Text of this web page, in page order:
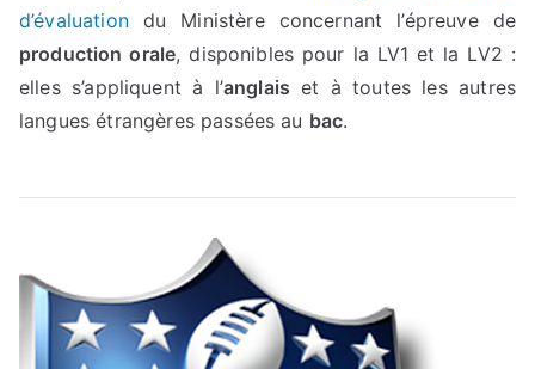
d’évaluationdu Ministère concernant l’épreuve de
production orale, disponibles pour la LV1 et la LV2 :
elles s’appliquent à l’anglais et à toutes les autres
langues étrangères passées au bac.